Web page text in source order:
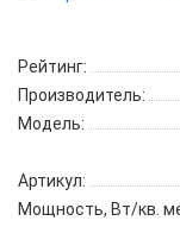
Рейтинг:
Производитель:
Модель:
Артикул:
Мощность, Вт/кв.